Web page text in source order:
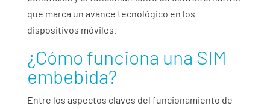
que marca un avance tecnológico en los
dispositivos móviles.
¿Cómo funciona una SIM
embebida?
Entre los aspectos claves del funcionamiento de